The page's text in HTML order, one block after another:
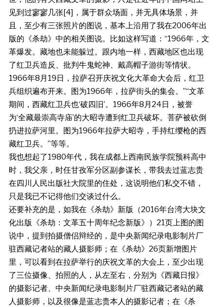
见到过寥寥几张[4]，属于群众场面，并无具体场景，并
且，至少有三张照片的图说，基本上沿用了我在2006年出
版的《杀劫》中的相关图说。比如这样写道：“1966年，文
革爆发。藏地也未能躲过。跟内地一样，西藏地区也出现
了红卫兵造反、批判牛鬼蛇神、戴高帽子游街等情状。
1966年8月19日，拉萨召开庆祝文化大革命大会后，红卫
兵组织遍布开来。图为1966年，拉萨街头的集会。”“文革
期间，西藏红卫兵也‘破四旧’。1966年8月24日，被誉
为‘全藏最崇高寺庙’的大昭寺遭到红卫兵破坏。菩萨被砍倒
扔进拉萨河里。图为1966年拉萨大昭寺，手持红缨枪的西
藏红卫兵。”等等。
我也想起了1980年代，我在成都上西南民族学院预科高中
时，我父亲，时任甘孜军分区副参谋长，带我去过蓝志贵
在四川人民出版社大院里的住处，这说明他们私交不错，
只是我已不记得他们交谈过什么。
还要补充的是，如我在《杀劫》新版（2016年台湾大块文
化出版《杀劫：文革五十周年纪念新版》）21页上图的图
说中，提到拍摄僧侣辩经的，是中央新闻纪录电影制片厂
驻西藏记者站的藏人摄影师；在《杀劫》26页新增图片
里，可以看到在拉萨举行的庆祝文革的大会上，至少出现
了三位摄像、拍照的人，从左至右，分别为《西藏日报》
的摄影记者、中央新闻纪录电影制片厂驻西藏记者站的藏
人摄影师，以及很像是蓝志贵本人的摄影记者；在《杀